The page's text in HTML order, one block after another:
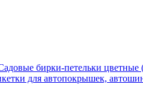
бирки-петельки цветные
для автопокрышек,